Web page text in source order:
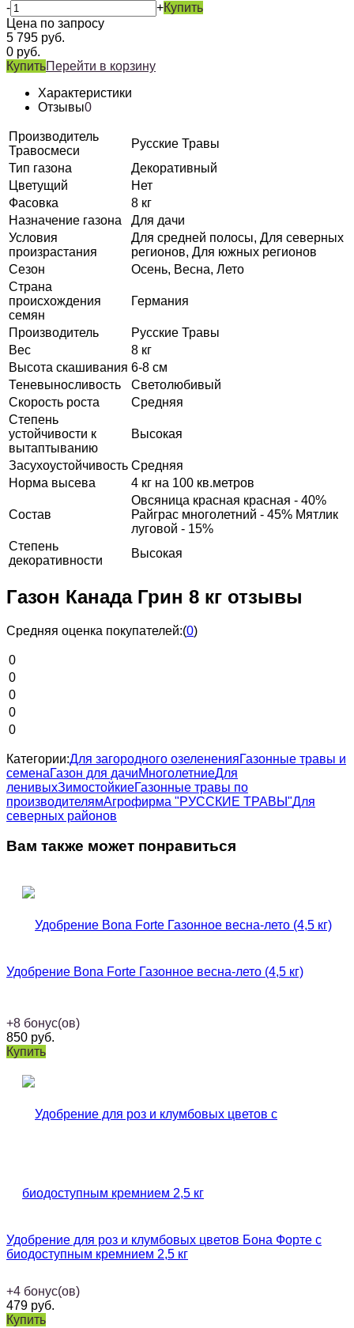
- +Купить
Цена по запросу
5 795 руб.
0 руб.
КупитьПерейти в корзину
Характеристики
Отзывы0
Производитель
Травосмеси
Русские Травы
Тип газона
Декоративный
Цветущий
Нет
Фасовка
8 кг
Назначение газона
Для дачи
Условия
произрастания
Для средней полосы, Для северных
регионов, Для южных регионов
Сезон
Осень, Весна, Лето
Страна
происхождения
семян
Германия
Производитель
Русские Травы
Вес
8 кг
Высота скашивания 6-8 см
Теневыносливость
Светолюбивый
Скорость роста
Средняя
Степень
устойчивости к
вытаптыванию
Высокая
Засухоустойчивость Средняя
Норма высева
4 кг на 100 кв.метров
Состав
Овсяница красная красная - 40%
Райграс многолетний - 45% Мятлик
луговой - 15%
Степень
декоративности
Высокая
Газон Канада Грин 8 кг отзывы
Средняя оценка покупателей:(0)
0
0
0
0
0
Категории:Для загородного озелененияГазонные травы и
семенаГазон для дачиМноголетниеДля
ленивыхЗимостойкиеГазонные травы по
производителямАгрофирма "РУССКИЕ ТРАВЫ"Для
северных районов
Вам также может понравиться
Удобрение Bona Forte Газонное весна-лето (4,5 кг)
+8 бонус(ов)
850 руб.
Купить
Удобрение для роз и клумбовых цветов Бона Форте с
биодоступным кремнием 2,5 кг
+4 бонус(ов)
479 руб.
Купить